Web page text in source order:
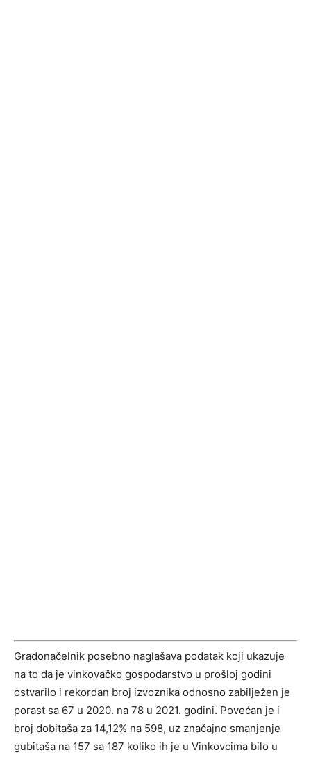
Gradonačelnik posebno naglašava podatak koji ukazuje
na to da je vinkovačko gospodarstvo u prošloj godini
ostvarilo i rekordan broj izvoznika odnosno zabilježen je
porast sa 67 u 2020. na 78 u 2021. godini. Povećan je i
broj dobitaša za 14,12% na 598, uz značajno smanjenje
gubitaša na 157 sa 187 koliko ih je u Vinkovcima bilo u